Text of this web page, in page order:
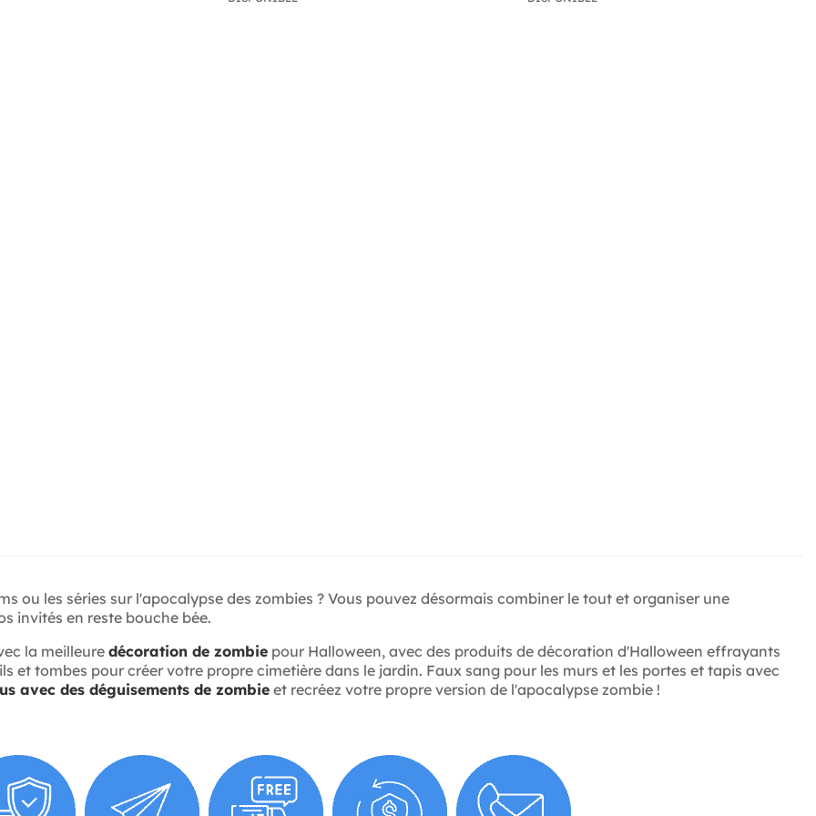
ou les séries sur l'apocalypse des zombies ? Vous pouvez désormais combiner le tout et organiser une
invités en reste bouche bée.
la meilleure décoration de zombie pour Halloween, avec des produits de décoration d'Halloween effrayants
et tombes pour créer votre propre cimetière dans le jardin. Faux sang pour les murs et les portes et tapis avec
avec des déguisements de zombie et recréez votre propre version de l'apocalypse zombie !